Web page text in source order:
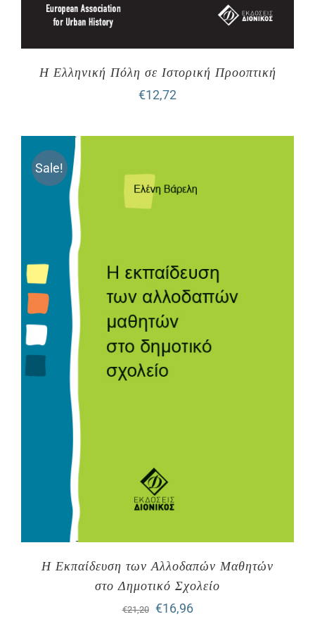
Η Ελληνική Πόλη σε Ιστορική Προοπτική
€12,72
Sale!
Η Εκπαίδευση των Αλλοδαπών Μαθητών
στο Δημοτικό Σχολείο
€21,20
Original
€16,96Η